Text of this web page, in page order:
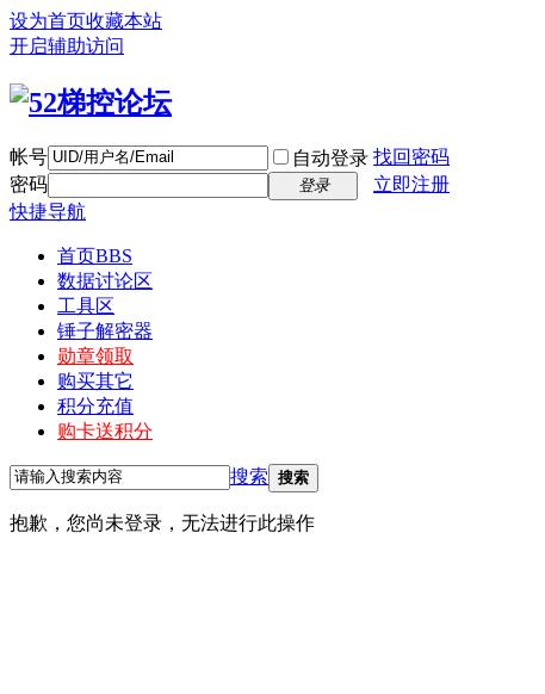
设为首页收藏本站
开启辅助访问
帐号 自动登录 找回密码
密码
登录
立即注册
快捷导航
首页BBS
数据讨论区
工具区
锤子解密器
勋章领取
购买其它
积分充值
购卡送积分
搜索 搜索
抱歉，您尚未登录，无法进行此操作